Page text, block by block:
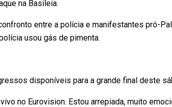
na Basileia.
entre a polícia e manifestantes pró-
usou gás de pimenta.
disponíveis para a grande final deste
no Eurovision. Estou arrepiada, muito